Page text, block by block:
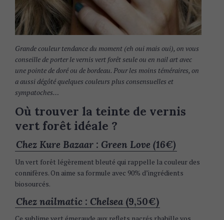
Grande couleur tendance du moment (eh oui mais oui), on vous
conseille de porter le vernis vert forêt seule ou en nail art avec
une pointe de doré ou de bordeau. Pour les moins téméraires, on
a aussi dégôté quelques couleurs plus consensuelles et
sympatoches…
Où trouver la teinte de vernis
vert forêt idéale ?
Chez Kure Bazaar : Green Love (16€)
Un vert forêt légèrement bleuté qui rappelle la couleur des
connifères. On aime sa formule avec 90% d’ingrédients
biosourcés.
Chez nailmatic : Chelsea (9,50€)
Ce sublime vert émeraude aux reflets nacrés rhabille vos